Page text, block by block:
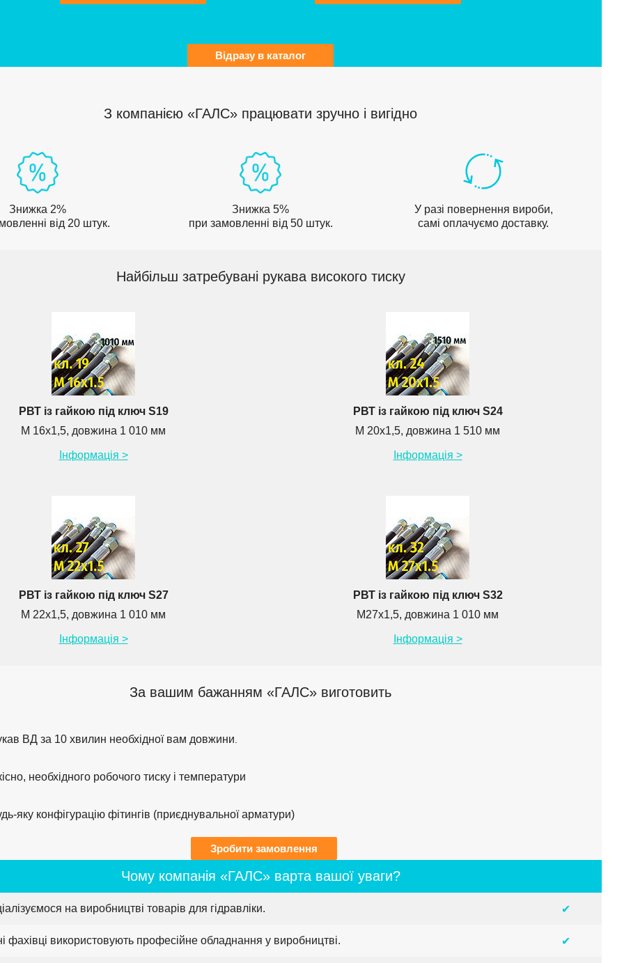
Відразу в каталог
З компанією «ГАЛС» працювати зручно і вигідно
Знижка 2%
від 20 штук.
Знижка 5%
при замовленні від 50 штук.
У разі повернення вироби,
самі оплачуємо доставку.
Найбільш затребувані рукава високого тиску
РВТ із гайкою під ключ S19
М 16х1,5, довжина 1 010 мм
Інформація >
РВТ із гайкою під ключ S24
М 20х1,5, довжина 1 510 мм
Інформація >
РВТ із гайкою під ключ S27
М 22х1,5, довжина 1 010 мм
Інформація >
РВТ із гайкою під ключ S32
М27х1,5, довжина 1 010 мм
Інформація >
За вашим бажанням «ГАЛС» виготовить
ВД за 10 хвилин необхідної вам довжини
необхідного робочого тиску і температури
яку конфігурацію фітингів (приєднувальної арматури)
Зробити замовлення
Чому компанія «ГАЛС» варта вашої уваги?
на виробництві товарів для гідравліки. ✔
фахівці використовують професійне обладнання у виробництві. ✔